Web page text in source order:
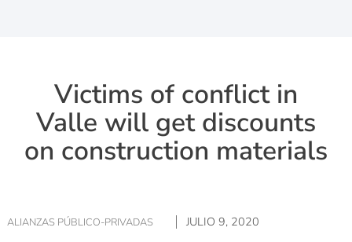
Victims of conflict in
Valle will get discounts
on construction materials
ALIANZAS PÚBLICO-PRIVADAS JULIO 9, 2020